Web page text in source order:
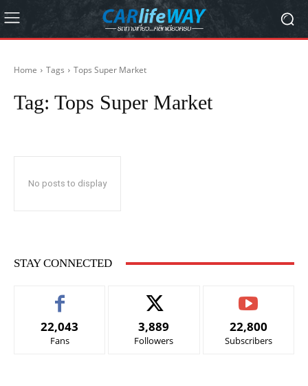
Home Tags Tops Super Market
Tag: Tops Super Market
No posts to display
STAY CONNECTED
22,043
Fans
3,889
Followers
22,800
Subscribers